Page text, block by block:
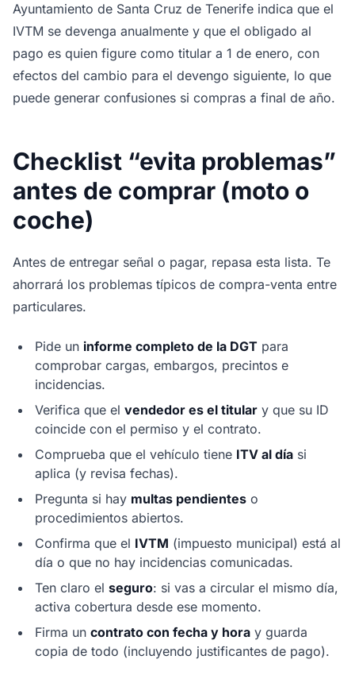
Ayuntamiento de Santa Cruz de Tenerife indica que el
IVTM se devenga anualmente y que el obligado al
pago es quien figure como titular a 1 de enero, con
efectos del cambio para el devengo siguiente, lo que
puede generar confusiones si compras a final de año.
Checklist “evita problemas”
antes de comprar (moto o
coche)
Antes de entregar señal o pagar, repasa esta lista. Te
ahorrará los problemas típicos de compra-venta entre
particulares.
Pide un informe completo de la DGT para
comprobar cargas, embargos, precintos e
incidencias.
Verifica que el vendedor es el titular y que su ID
coincide con el permiso y el contrato.
Comprueba que el vehículo tiene ITV al día si
aplica (y revisa fechas).
Pregunta si hay multas pendientes o
procedimientos abiertos.
Confirma que el IVTM (impuesto municipal) está al
día o que no hay incidencias comunicadas.
Ten claro el seguro: si vas a circular el mismo día,
activa cobertura desde ese momento.
Firma un contrato con fecha y hora y guarda
copia de todo (incluyendo justificantes de pago).